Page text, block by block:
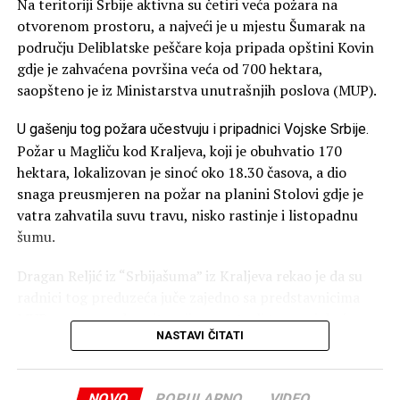
sve klastere, da ih zatvori što je moguće pre, to je želja
ukrajinskog naroda, želja ukrajinskog rukovodstva –
kazao je Vučić.
o ekonomskoj saradnji, a očekuje da će ona u budućnosti
donijeti korist objema stranama.
Razgovori o ekonomiji i
infrastrukturi
Vučić je naveo da je značajno povećan obim trgovinske
– Verujem da ta razmena može biti mnogo veća. Pričali
smo i o projektima iz oblasti infrastrutkure, angažovanju
ukrajinskih kompanija u našoj zemlji. Kada sam ovo
Na teritoriji Srbije aktivna su četiri veća požara na
otvorenom prostoru, a najveći je u mjestu Šumarak na
području Deliblatske peščare koja pripada opštini Kovin
gdje je zahvaćena površina veća od 700 hektara,
saopšteno je iz Ministarstva unutrašnjih poslova (MUP).
U gašenju tog požara učestvuju i pripadnici Vojske Srbije.
Požar u Magliču kod Kraljeva, koji je obuhvatio 170
hektara, lokalizovan je sinoć oko 18.30 časova, a dio
snaga preusmjeren na požar na planini Stolovi gdje je
vatra zahvatila suvu travu, nisko rastinje i listopadnu
šumu.
Dragan Reljić iz “Srbijašuma” iz Kraljeva rekao je da su
MUP-a za vanredne situacije osmatrali terene i da će u
toku dana na tom području dejstvovati helikopterska
NASTAVI ČITATI